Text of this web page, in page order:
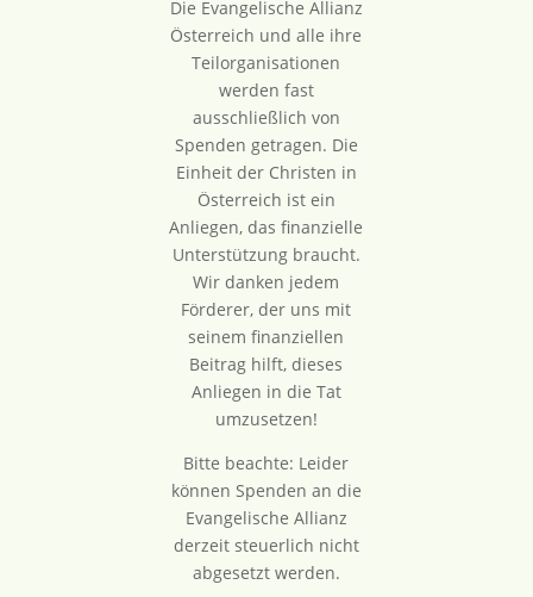
Die Evangelische Allianz
Österreich und alle ihre
Teilorganisationen
werden fast
ausschließlich von
Spenden getragen. Die
Einheit der Christen in
Österreich ist ein
Anliegen, das finanzielle
Unterstützung braucht.
Wir danken jedem
Förderer, der uns mit
seinem finanziellen
Beitrag hilft, dieses
Anliegen in die Tat
umzusetzen!
Bitte beachte: Leider
können Spenden an die
Evangelische Allianz
derzeit steuerlich nicht
abgesetzt werden.